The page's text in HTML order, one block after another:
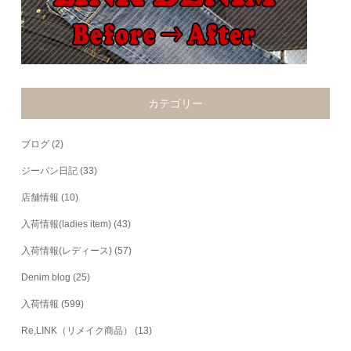
カテゴリー
ブログ (2)
ジーパン日記 (33)
店舗情報 (10)
入荷情報(ladies item) (43)
入荷情報(レディース) (57)
Denim blog (25)
入荷情報 (599)
Re,LINK（リメイク商品） (13)